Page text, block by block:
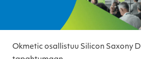
Okmetic osallistuu Silicon Saxony